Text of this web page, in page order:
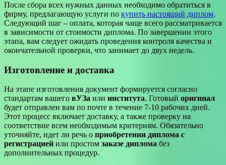
После сбора всех нужных данных необходимо обратиться в
фирму, предлагающую услуги по купить настоящий диплом.
Следующий шаг – оплата, которая чаще всего рассматривается
в зависимости от стоимости диплома. По завершении этого
этапа, вам следует ожидать проведения контроля качества и
окончательной проверки, что занимает до двух недель.
Изготовление и доставка
На этапе изготовления документ формируется согласно
стандартам вашего вУЗа или института. Готовый оригинал
будет отправлен вам по почте в течение 7-10 рабочих дней.
Этот процесс включает доставку, а также проверку на
соответствие всем необходимым критериям. Обязательно
уточняйте, идет ли речь о приобретении диплома с
регистрацией или простом заказе диплома без
дополнительных процедур.